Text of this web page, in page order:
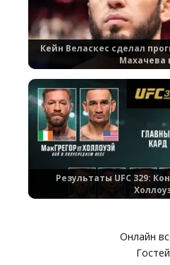
Кейн Веласкес сделал
Махачева
Результаты UFC 329:
Онлайн